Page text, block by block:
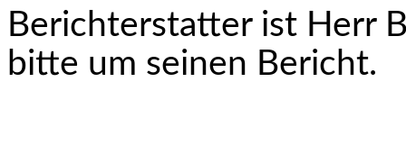
Berichterstatter ist Herr
bitte um seinen Bericht.